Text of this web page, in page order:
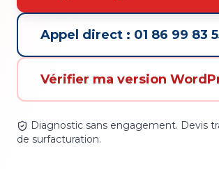
Appel direct : 01 86 99 83
Vérifier ma version
Diagnostic sans engagement. Devis
de surfacturation.